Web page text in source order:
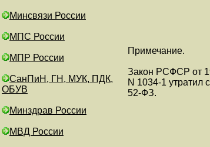
Минсвязи России
МПС России
МПР России
СанПиН, ГН, МУК, ПДК,
ОБУВ
Минздрав России
МВД России
Примечание.
Закон РСФСР от
N 1034-1 утратил
52-ФЗ.